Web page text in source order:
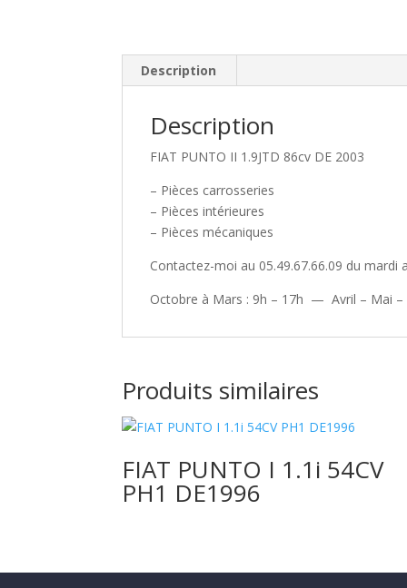
Description
Description
FIAT PUNTO II 1.9JTD 86cv DE 2003
– Pièces carrosseries
– Pièces intérieures
– Pièces mécaniques
Contactez-moi au 05.49.67.66.09 du mardi
Octobre à Mars : 9h – 17h — Avril – Mai
Produits similaires
FIAT PUNTO I 1.1i 54CV
PH1 DE1996